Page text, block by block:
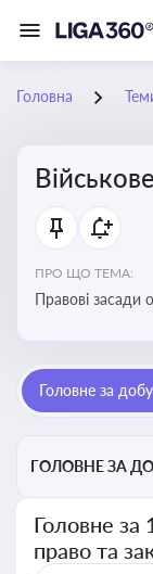
Головна
ПРО ЩО ТЕМА:
Правові засади
Головне за
ГОЛОВНЕ ЗА
Головне за
право та